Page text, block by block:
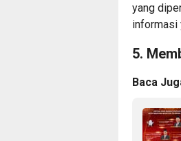
yang
informasi
5.
Baca